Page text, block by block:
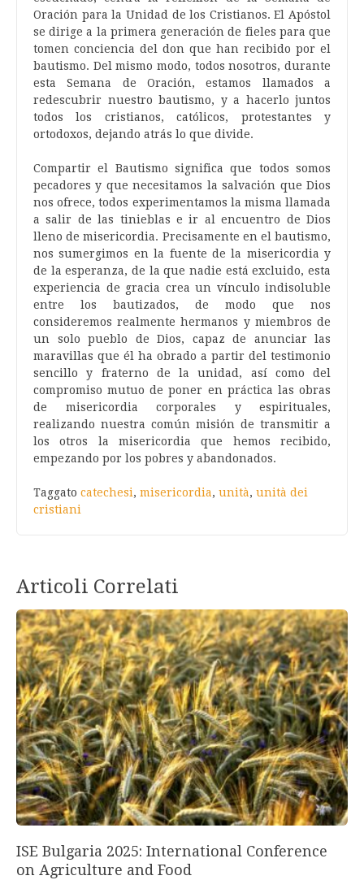
Oración para la Unidad de los Cristianos. El Apóstol
se dirige a la primera generación de fieles para que
tomen conciencia del don que han recibido por el
bautismo. Del mismo modo, todos nosotros, durante
esta Semana de Oración, estamos llamados a
redescubrir nuestro bautismo, y a hacerlo juntos
todos los cristianos, católicos, protestantes y
ortodoxos, dejando atrás lo que divide.
Compartir el Bautismo significa que todos somos
pecadores y que necesitamos la salvación que Dios
nos ofrece, todos experimentamos la misma llamada
a salir de las tinieblas e ir al encuentro de Dios
lleno de misericordia. Precisamente en el bautismo,
nos sumergimos en la fuente de la misericordia y
de la esperanza, de la que nadie está excluido, esta
experiencia de gracia crea un vínculo indisoluble
entre los bautizados, de modo que nos
consideremos realmente hermanos y miembros de
un solo pueblo de Dios, capaz de anunciar las
maravillas que él ha obrado a partir del testimonio
sencillo y fraterno de la unidad, así como del
compromiso mutuo de poner en práctica las obras
de misericordia corporales y espirituales,
realizando nuestra común misión de transmitir a
los otros la misericordia que hemos recibido,
empezando por los pobres y abandonados.
Taggato catechesi, misericordia, unità, unità dei
cristiani
Articoli Correlati
ISE Bulgaria 2025: International Conference
on Agriculture and Food